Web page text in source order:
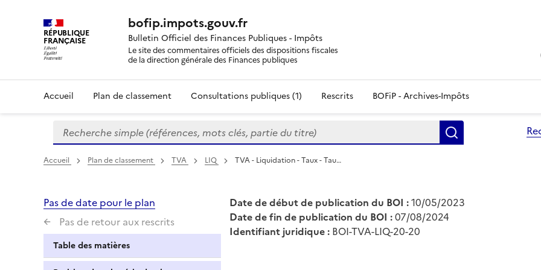
RÉPUBLIQUE
FRANÇAISE
bofip.impots.gouv.fr
Bulletin Officiel des Finances Publiques - Impôts
Le site des commentaires officiels des dispositions fiscales
de la direction générale des Finances publiques
Accueil Plan de classement Consultations publiques (1) Rescrits BOFiP - Archives-Impôts
Formulaire
de
recherche
Recherche simple (références, mots clés, partie du titre)
Accueil Plan de classement TVA LIQ TVA - Liquidation - Taux - Tau…
Pas de date pour le plan
Pas de retour aux rescrits
Table des matières
Date de début de publication du BOI :10/05/2023
Date de fin de publication du BOI :07/08/2024
Identifiant juridique : BOI-TVA-LIQ-20-20